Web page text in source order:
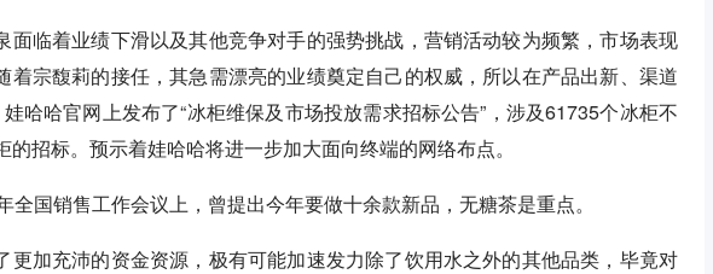
面临着业绩下滑以及其他竞争对手的强势挑战，营销活动较为频繁，市场表现
着宗馥莉的接任，其急需漂亮的业绩奠定自己的权威，所以在产品出新、渠道
哈哈官网上发布了“冰柜维保及市场投放需求招标公告”，涉及61735个冰柜不
招标。预示着娃哈哈将进一步加大面向终端的网络布点。
全国销售工作会议上，曾提出今年要做十余款新品，无糖茶是重点。
更加充沛的资金资源，极有可能加速发力除了饮用水之外的其他品类，毕竟对